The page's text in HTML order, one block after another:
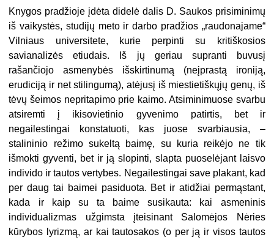
Knygos pradžioje įdėta didelė dalis D. Saukos prisiminimų
iš vaikystės, studijų meto ir darbo pradžios „raudonajame“
Vilniaus universitete, kurie perpinti su kritiškosios
savianalizės etiudais. Iš jų geriau supranti buvusį
rašančiojo asmenybės išskirtinumą (neįprastą ironiją,
erudiciją ir net stilingumą), atėjusį iš miestietiškųjų genų, iš
tėvų šeimos nepritapimo prie kaimo. Atsiminimuose svarbu
atsiremti į ikisovietinio gyvenimo patirtis, bet ir
negailestingai konstatuoti, kas juose svarbiausia, –
stalininio režimo sukeltą baimę, su kuria reikėjo ne tik
išmokti gyventi, bet ir ją slopinti, slapta puoselėjant laisvo
individo ir tautos vertybes. Negailestingai save plakant, kad
per daug tai baimei pasiduota. Bet ir atidžiai permąstant,
kada ir kaip su ta baime susikauta: kai asmeninis
individualizmas užgimsta įteisinant Salomėjos Nėries
kūrybos lyrizmą, ar kai tautosakos (o per ją ir visos tautos